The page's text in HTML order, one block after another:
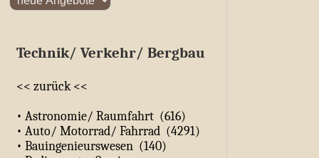
Technik/ Verkehr/ Bergbau
<< zurück <<
• Astronomie/ Raumfahrt (616)
• Auto/ Motorrad/ Fahrrad (4291)
• Bauingenieurswesen (140)